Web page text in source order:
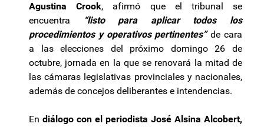
Agustina Crook, afirmó que el tribunal se
encuentra
“listo para aplicar todos los
procedimientos y operativos pertinentes”de cara
a las elecciones del próximo domingo 26 de
octubre, jornada en la que se renovará la mitad de
las cámaras legislativas provinciales y nacionales,
además de concejos deliberantes e intendencias.
En diálogo con el periodista José Alsina Alcobert,